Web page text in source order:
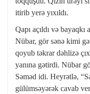
itirib yerə yıxıldı.
Qapı açıldı və
Nübar, gör sənə kimi
qoyub təkrar dəhlizə
yanına gətirdi. Nübar
Səməd idi. Heyrətlə,
gülümsəyərək cavab